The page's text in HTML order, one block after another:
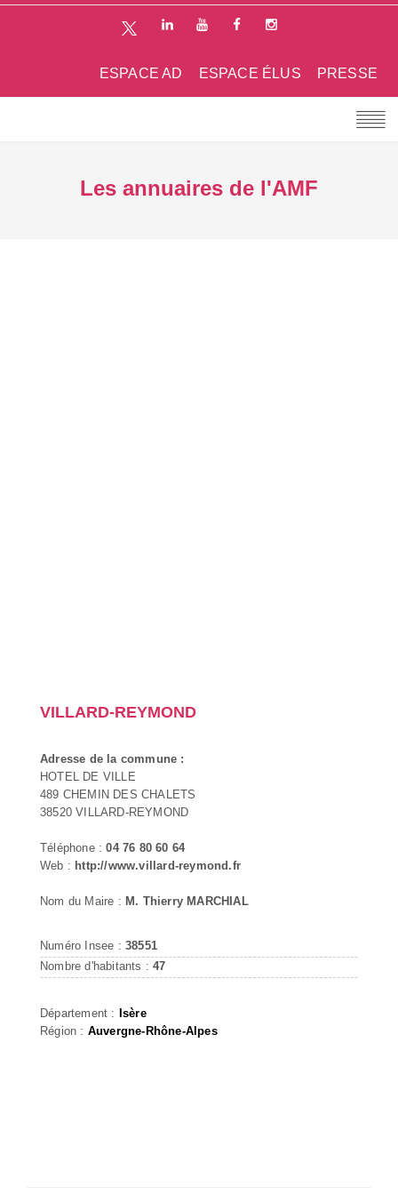
PRESSE
ESPACE ÉLUS
ESPACE AD
Les annuaires de l'AMF
VILLARD-REYMOND
Adresse de la commune :
HOTEL DE VILLE
489 CHEMIN DES CHALETS
38520 VILLARD-REYMOND
Téléphone :04 76 80 60 64
Web : http://www.villard-reymond.fr
Nom du Maire : M. Thierry MARCHIAL
Numéro Insee : 38551
Nombre d'habitants :47
Département : Isère
Région : Auvergne-Rhône-Alpes